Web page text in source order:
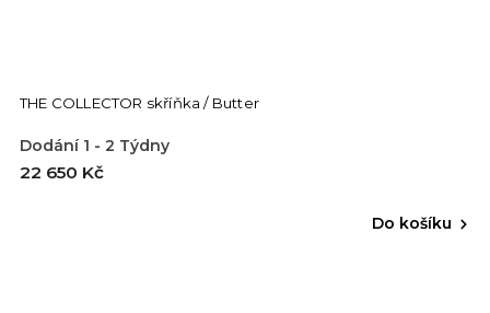
THE COLLECTOR skříňka / Butter
Dodání 1 - 2 Týdny
22 650 Kč
Do košíku